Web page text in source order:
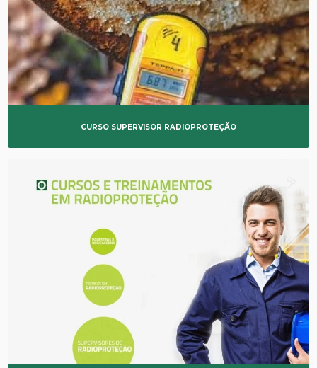
CURSO SUPERVISOR RADIOPROTEÇÃO